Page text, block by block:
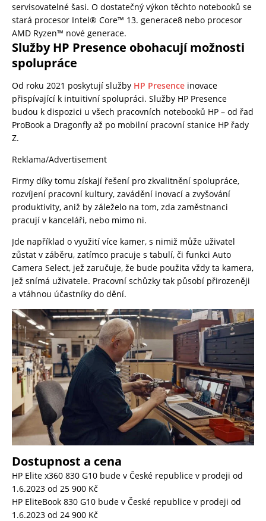
servisovatelné šasi. O dostatečný výkon těchto notebooků se
stará procesor Intel® Core™ 13. generace8 nebo procesor
AMD Ryzen™ nové generace.
Služby HP Presence obohacují možnosti
spolupráce
Od roku 2021 poskytují služby HP Presence inovace
přispívající k intuitivní spolupráci. Služby HP Presence
budou k dispozici u všech pracovních notebooků HP – od řad
ProBook a Dragonfly až po mobilní pracovní stanice HP řady
Z.
Reklama/Advertisement
Firmy díky tomu získají řešení pro zkvalitnění spolupráce,
rozvíjení pracovní kultury, zavádění inovací a zvyšování
produktivity, aniž by záleželo na tom, zda zaměstnanci
pracují v kanceláři, nebo mimo ni.
Jde například o využití více kamer, s nimiž může uživatel
zůstat v záběru, zatímco pracuje s tabulí, či funkci Auto
Camera Select, jež zaručuje, že bude použita vždy ta kamera,
jež snímá uživatele. Pracovní schůzky tak působí přirozeněji
a vtáhnou účastníky do dění.
Dostupnost a cena
HP Elite x360 830 G10 bude v České republice v prodeji od
1.6.2023 od 25 900 Kč
HP EliteBook 830 G10 bude v České republice v prodeji od
1.6.2023 od 24 900 Kč